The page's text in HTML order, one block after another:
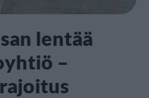
lentää
–